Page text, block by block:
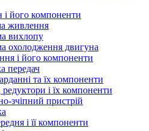
і його компоненти
живлення
вихлопу
охолодження двигуна
і його компоненти
передач
та їх компоненти
і їх компоненти
зчіпний пристрій
і її компоненти